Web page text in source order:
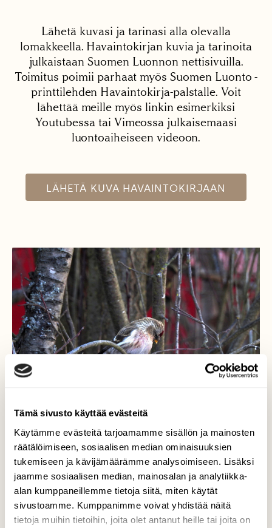
Tämä sivusto käyttää evästeitä
Käytämme evästeitä tarjoamamme sisällön ja mainosten
räätälöimiseen, sosiaalisen median ominaisuuksien
tukemiseen ja kävijämäärämme analysoimiseen. Lisäksi
jaamme sosiaalisen median, mainosalan ja analytiikka-
alan kumppaneillemme tietoja siitä, miten käytät
sivustoamme. Kumppanimme voivat yhdistää näitä
tietoja muihin tietoihin, joita olet antanut heille tai joita on
Lähetä kuvasi ja tarinasi alla olevalla
lomakkeella. Havaintokirjan kuvia ja tarinoita
julkaistaan Suomen Luonnon nettisivuilla.
Toimitus poimii parhaat myös Suomen Luonto -
printtilehden Havaintokirja-palstalle. Voit
lähettää meille myös linkin esimerkiksi
Youtubessa tai Vimeossa julkaisemaasi
luontoaiheiseen videoon.
LÄHETÄ KUVA HAVAINTOKIRJAAN
Urpiainen kiittä ja
kumartaa